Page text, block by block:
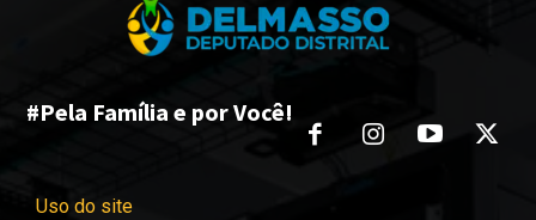
#Pela Família e por Você!
Uso do site